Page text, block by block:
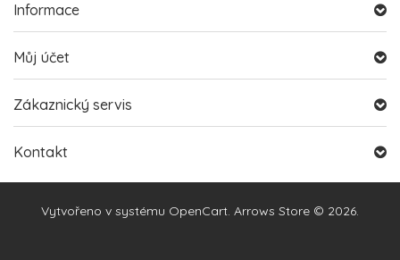
Informace
Můj účet
Zákaznický servis
Kontakt
Vytvořeno v systému OpenCart. Arrows Store © 2026.